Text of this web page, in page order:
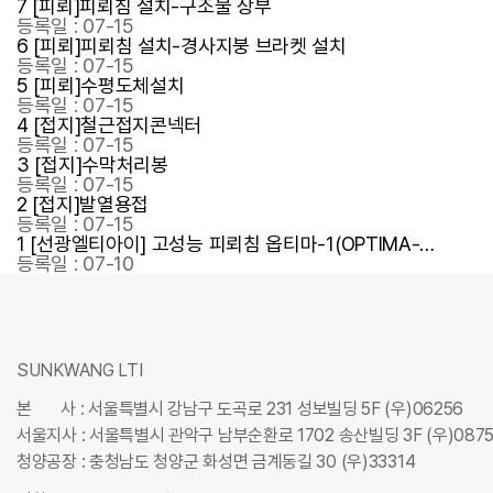
7 [피뢰]피뢰침 설치-구조물 상부
등록일 : 07-15
6 [피뢰]피뢰침 설치-경사지붕 브라켓 설치
등록일 : 07-15
5 [피뢰]수평도체설치
등록일 : 07-15
4 [접지]철근접지콘넥터
등록일 : 07-15
3 [접지]수막처리봉
등록일 : 07-15
2 [접지]발열용접
등록일 : 07-15
1 [선광엘티아이] 고성능 피뢰침 옵티마-1(OPTIMA-…
등록일 : 07-10
SUNKWANG LTI
본
사 : 서울특별시 강남구 도곡로 231 성보빌딩 5F (우)06256
서울지사 : 서울특별시 관악구 남부순환로 1702 송산빌딩 3F (우
청양공장 : 충청남도 청양군 화성면 금계동길 30 (우)33314